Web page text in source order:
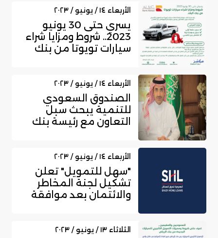
الأربعاء ١٤ / يونيو / ٢٠٢٣
يسري حتى 30 يونيو
2023.. شروط ومزايا شراء
سيارات تويوتا من بنك
الأربعاء ١٤ / يونيو / ٢٠٢٣
الصندوق السعودي
للتنمية يبحث سبل
التعاون مع رئيسة بنك
الأربعاء ١٤ / يونيو / ٢٠٢٣
"سهل للتمويل" تعلن
تشكيل لجنة المخاطر
والائتمان بعد موافقة
الثلاثاء ١٣ / يونيو / ٢٠٢٣